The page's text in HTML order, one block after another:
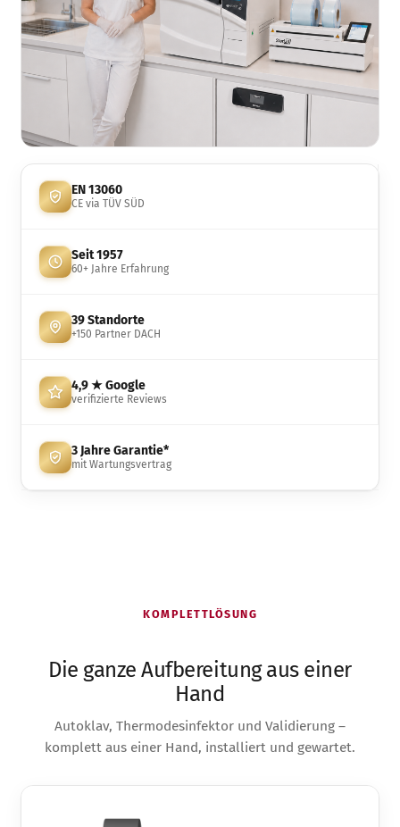
EN 13060
CE via TÜV SÜD
Seit 1957
60+ Jahre Erfahrung
39 Standorte
+150 Partner DACH
4,9 ★ Google
verifizierte Reviews
3 Jahre Garantie*
mit Wartungsvertrag
KOMPLETTLÖSUNG
Die ganze Aufbereitung aus einer
Hand
Autoklav, Thermodesinfektor und Validierung –
komplett aus einer Hand, installiert und gewartet.